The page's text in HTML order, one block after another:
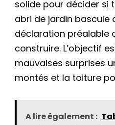
solide pour décider si
abri de jardin bascule
déclaration préalable
construire. L’objectif
mauvaises surprises
montés et la toiture
A lire également :